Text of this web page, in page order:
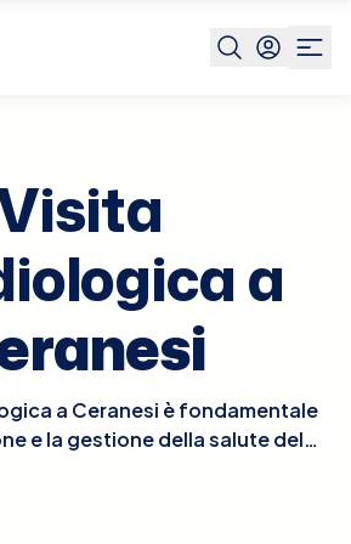
Ceranesi
a
a Ceranesi è fondamentale
e la gestione della salute del
il cardiologo effettuerà un